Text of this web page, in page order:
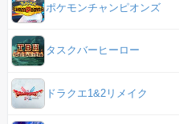
ポケモンチャンピオンズ
タスクバーヒーロー
ドラクエ1&2リメイク